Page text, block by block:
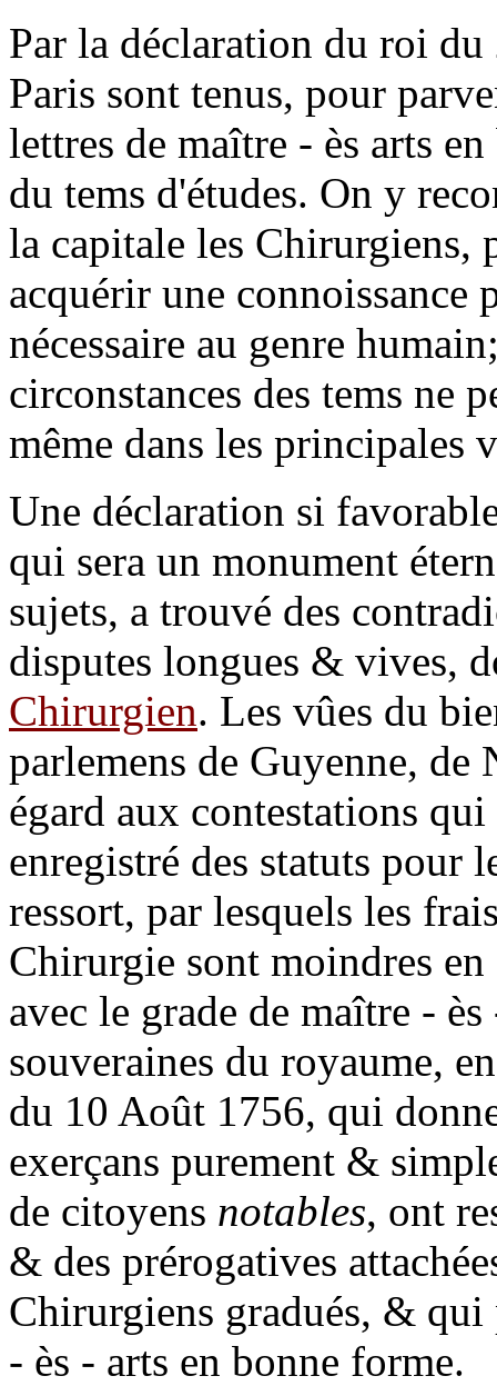
Par la déclaration du roi
Paris sont tenus, pour
lettres de maître - ès arts
du tems d'études. On y
la capitale les Chirurgiens,
acquérir une connoissance
nécessaire au genre
circonstances des tems ne
même dans les principales
Une déclaration si
qui sera un monument
sujets, a trouvé des
disputes longues & vives,
Chirurgien. Les vûes du
parlemens de Guyenne, de
égard aux contestations
enregistré des statuts pour
ressort, par lesquels les
Chirurgie sont moindres
avec le grade de maître -
souveraines du royaume,
du 10 Août 1756, qui
exerçans purement &
de citoyens notables, ont
& des prérogatives
Chirurgiens gradués, & qui
- ès - arts en bonne forme.